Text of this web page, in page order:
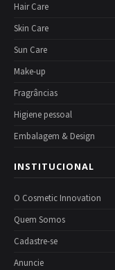
Hair Care
Skin Care
Sun Care
Make-up
Fragrâncias
Higiene pessoal
Embalagem & Design
INSTITUCIONAL
O Cosmetic Innovation
Quem Somos
Cadastre-se
Anuncie